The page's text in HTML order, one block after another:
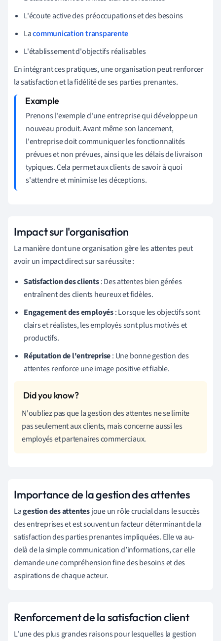
L'écoute active des préoccupations et des besoins
Lacommunication transparente
L'établissement d'objectifs réalisables
En intégrant ces pratiques, une organisation peut renforcer
la satisfaction et la fidélité de ses parties prenantes.
Prenons l'exemple d'une entreprise qui développe un
nouveau produit. Avant même son lancement,
l'entreprise doit communiquer les fonctionnalités
prévues et non prévues, ainsi que les délais de livraison
typiques. Cela permet aux clients de savoir à quoi
s'attendre et minimise les déceptions.
Impact sur l'organisation
La manière dont une organisation gère les attentes peut
avoir un impact direct sur sa réussite :
Satisfaction des clients: Des attentes bien gérées
entraînent des clients heureux et fidèles.
Engagement des employés: Lorsque les objectifs sont
clairs et réalistes, les employés sont plus motivés et
productifs.
Réputation de l'entreprise: Une bonne gestion des
attentes renforce une image positive et fiable.
N'oubliez pas que la gestion des attentes ne se limite
pas seulement aux clients, mais concerne aussi les
employés et partenaires commerciaux.
Importance de la gestion des attentes
Lagestion des attentesjoue un rôle crucial dans le succès
des entreprises et est souvent un facteur déterminant de la
satisfaction des parties prenantes impliquées. Elle va au-
delà de la simple communication d’informations, car elle
demande une compréhension fine des besoins et des
aspirations de chaque acteur.
Renforcement de la satisfaction client
L'une des plus grandes raisons pour lesquelles la gestion